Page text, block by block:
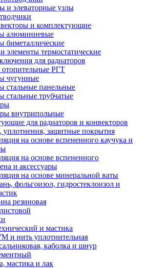
и элеваторные узлы
и комплектующие
алюминиевые
биметаллические
элементы термостатические
для радиаторов
отопительные РГТ
чугунные
стальные панельные
стальные трубчатые
внутрипольные
для радиаторов и конвекторов
уплотнения, защитные покрытия
на основе вспененного каучука и
на основе вспененного
и аксессуары
на основе минеральной ваты
фольгоизол, гидростеклоизол и
резиновая
и мастика
и нить уплотнительная
каболка и шнур
мастика и лак